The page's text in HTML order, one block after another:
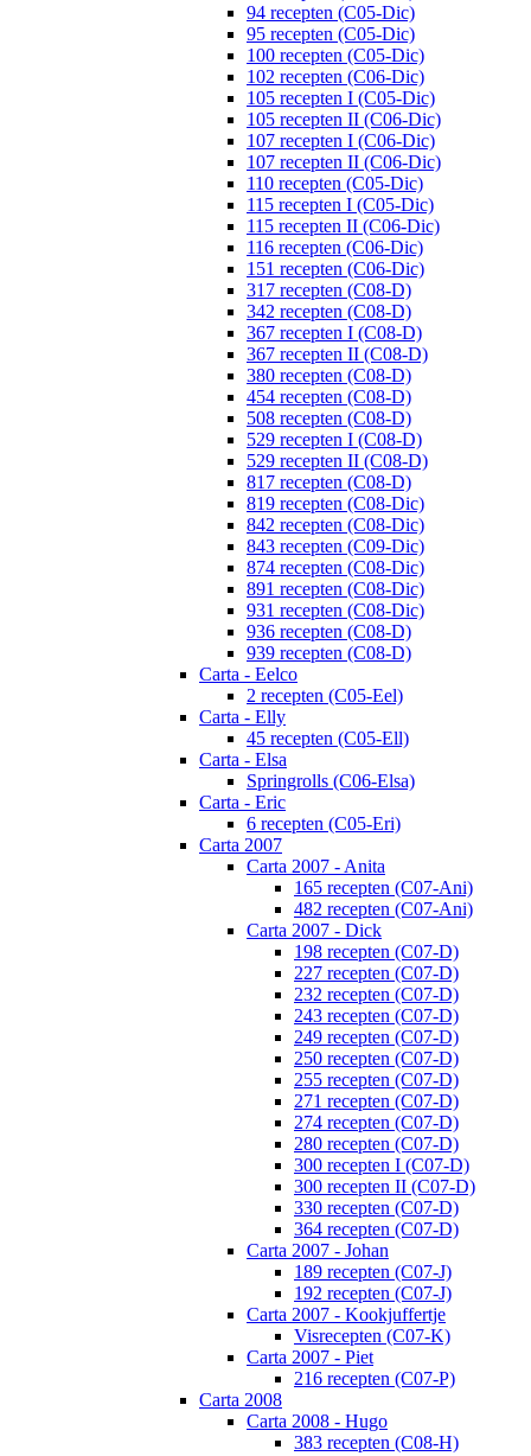
94 recepten (C05-Dic)
95 recepten (C05-Dic)
100 recepten (C05-Dic)
102 recepten (C06-Dic)
105 recepten I (C05-Dic)
105 recepten II (C06-Dic)
107 recepten I (C06-Dic)
107 recepten II (C06-Dic)
110 recepten (C05-Dic)
115 recepten I (C05-Dic)
115 recepten II (C06-Dic)
116 recepten (C06-Dic)
151 recepten (C06-Dic)
317 recepten (C08-D)
342 recepten (C08-D)
367 recepten I (C08-D)
367 recepten II (C08-D)
380 recepten (C08-D)
454 recepten (C08-D)
508 recepten (C08-D)
529 recepten I (C08-D)
529 recepten II (C08-D)
817 recepten (C08-D)
819 recepten (C08-Dic)
842 recepten (C08-Dic)
843 recepten (C09-Dic)
874 recepten (C08-Dic)
891 recepten (C08-Dic)
931 recepten (C08-Dic)
936 recepten (C08-D)
939 recepten (C08-D)
Carta - Eelco
2 recepten (C05-Eel)
Carta - Elly
45 recepten (C05-Ell)
Carta - Elsa
Springrolls (C06-Elsa)
Carta - Eric
6 recepten (C05-Eri)
Carta 2007
Carta 2007 - Anita
165 recepten (C07-Ani)
482 recepten (C07-Ani)
Carta 2007 - Dick
198 recepten (C07-D)
227 recepten (C07-D)
232 recepten (C07-D)
243 recepten (C07-D)
249 recepten (C07-D)
250 recepten (C07-D)
255 recepten (C07-D)
271 recepten (C07-D)
274 recepten (C07-D)
280 recepten (C07-D)
300 recepten I (C07-D)
300 recepten II (C07-D)
330 recepten (C07-D)
364 recepten (C07-D)
Carta 2007 - Johan
189 recepten (C07-J)
192 recepten (C07-J)
Carta 2007 - Kookjuffertje
Visrecepten (C07-K)
Carta 2007 - Piet
216 recepten (C07-P)
Carta 2008
Carta 2008 - Hugo
383 recepten (C08-H)